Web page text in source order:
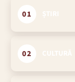
01
02